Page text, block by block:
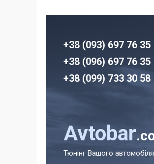
+38 (093) 697 76 35
+38 (096) 697 76 35
+38 (099) 733 30 58
Avtobar
Тюнінг Вашого автомобіля